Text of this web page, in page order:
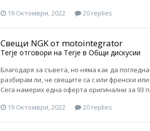
19 Октомври, 2022
20 replies
Свещи NGK от motointegrator
Terje отговори на Terje в Общи дискусии
Благодаря за съвета, но няма как да
разбирам ли, че свещите са с или френски
Сега намерих една оферта оригинални за 93
19 Октомври, 2022
20 replies